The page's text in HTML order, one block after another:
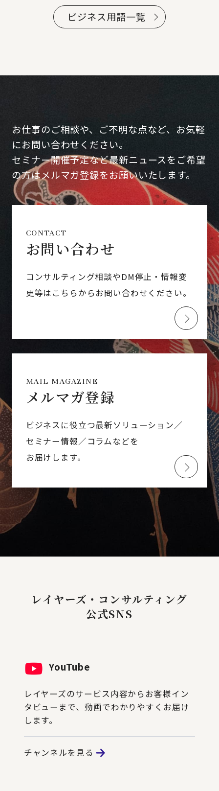
ビジネス用語一覧
お仕事のご相談や、ご不明な点など、お気軽
にお問い合わせください。
セミナー開催予定など最新ニュースをご希望
の方はメルマガ登録をお願いいたします。
CONTACT
お問い合わせ
コンサルティング相談やDM停止・情報変
更等はこちらからお問い合わせください。
MAIL MAGAZINE
メルマガ登録
ビジネスに役立つ最新ソリューション／
セミナー情報／コラムなどを
お届けします。
レイヤーズ・コンサルティング
公式SNS
YouTube
レイヤーズのサービス内容からお客様イン
タビューまで、動画でわかりやすくお届け
します。
チャンネルを見る